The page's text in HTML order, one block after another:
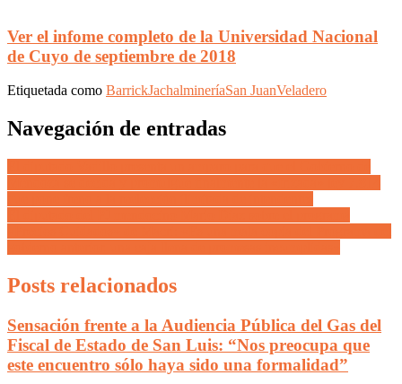
Ver el infome completo de la Universidad Nacional
de Cuyo de septiembre de 2018
Etiquetada como BarrickJachalmineríaSan JuanVeladero
Navegación de entradas
Posts relacionados
Sensación frente a la Audiencia Pública del Gas del
Fiscal de Estado de San Luis: “Nos preocupa que
este encuentro sólo haya sido una formalidad”